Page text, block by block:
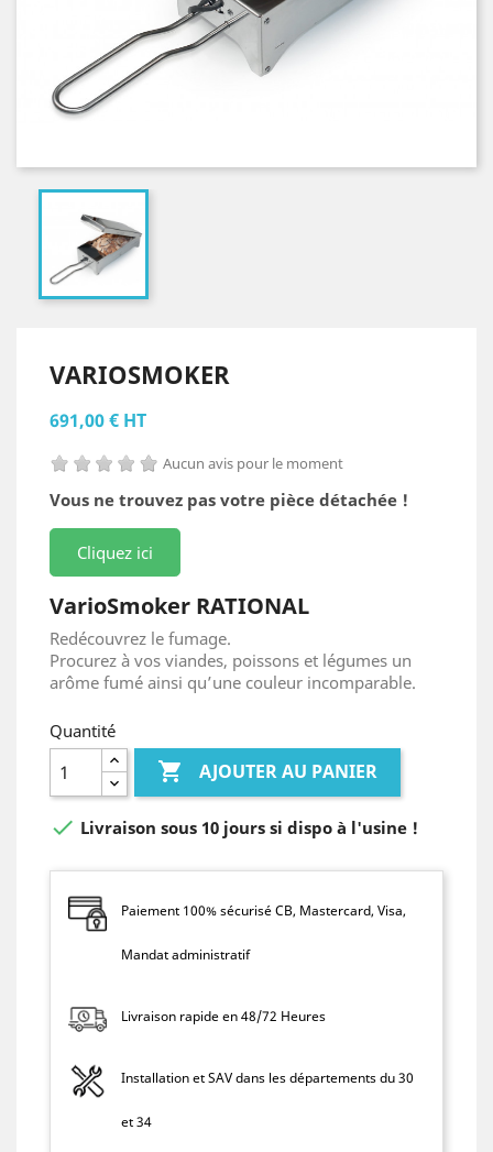
VARIOSMOKER
691,00 € HT
Aucun avis pour le moment
Vous ne trouvez pas votre pièce détachée !
Cliquez ici
VarioSmoker RATIONAL
Redécouvrez le fumage.
Procurez à vos viandes, poissons et légumes un
arôme fumé ainsi qu’une couleur incomparable.
Quantité
 AJOUTER AU PANIER
 Livraison sous 10 jours si dispo à l'usine !
Paiement 100% sécurisé CB, Mastercard, Visa,
Mandat administratif
Livraison rapide en 48/72 Heures
Installation et SAV dans les départements du 30
et 34